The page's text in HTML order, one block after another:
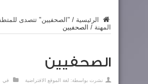
الرئيسية / "الصحفيين" تتصدى
المهنة / الصحفيين
الصحفيين
نشرت بواسطة: لغة الموقع الافتراضية
في